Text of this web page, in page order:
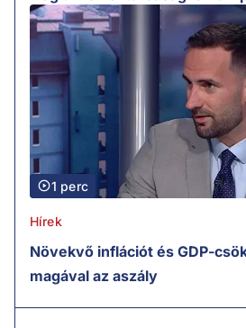
1 perc
Hírek
Növekvő inflációt és GDP-
magával az aszály